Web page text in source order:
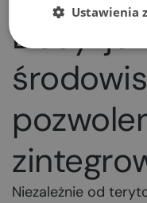
Decyzje
Niezależnie od
Ustawienia